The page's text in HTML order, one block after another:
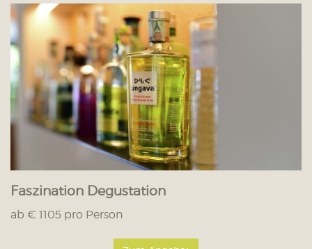
Faszination Degustation
ab € 1105 pro Person